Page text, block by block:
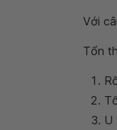
Với
Tổn
U